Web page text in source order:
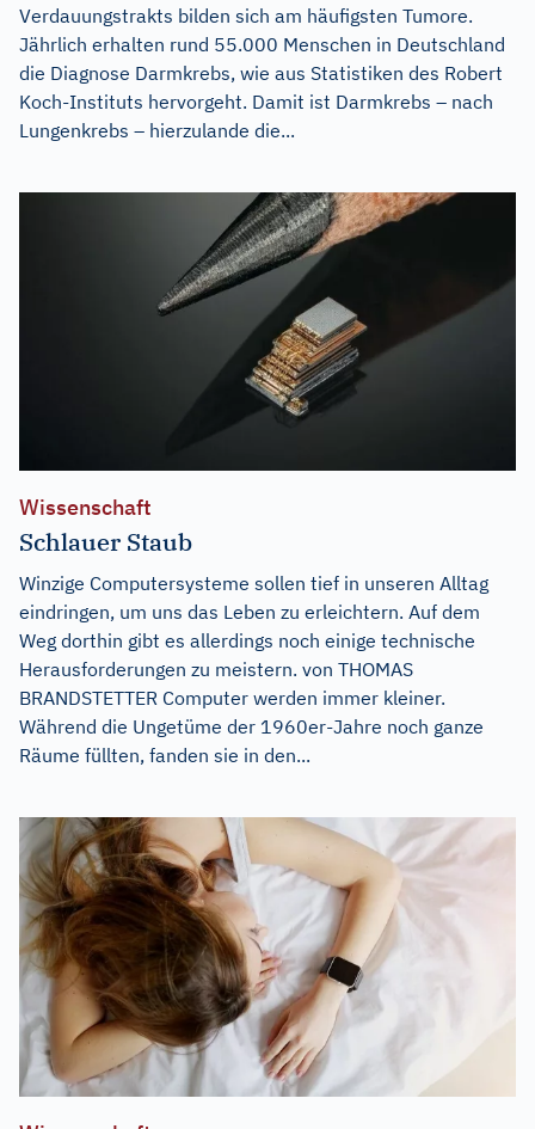
Verdauungstrakts bilden sich am häufigsten Tumore.
Jährlich erhalten rund 55.000 Menschen in Deutschland
die Diagnose Darmkrebs, wie aus Statistiken des Robert
Koch-Instituts hervorgeht. Damit ist Darmkrebs – nach
Lungenkrebs – hierzulande die...
Wissenschaft
Schlauer Staub
Winzige Computersysteme sollen tief in unseren Alltag
eindringen, um uns das Leben zu erleichtern. Auf dem
Weg dorthin gibt es allerdings noch einige technische
Herausforderungen zu meistern. von THOMAS
BRANDSTETTER Computer werden immer kleiner.
Während die Ungetüme der 1960er-Jahre noch ganze
Räume füllten, fanden sie in den...